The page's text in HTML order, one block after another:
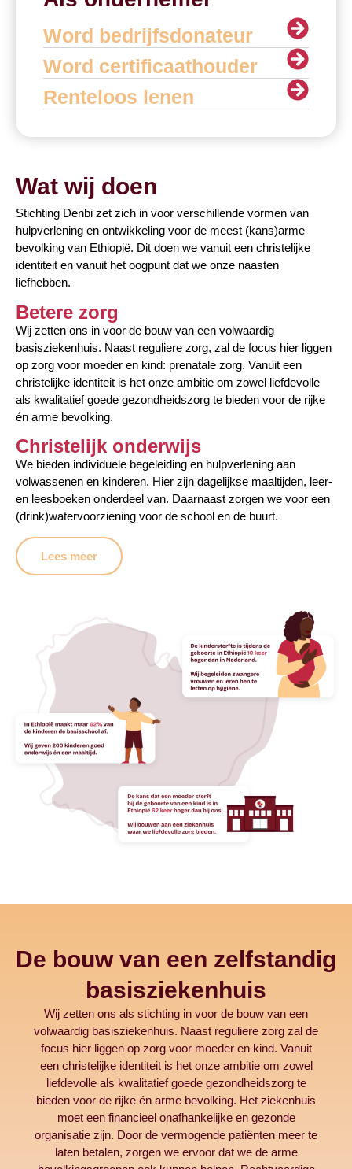
Word bedrijfsdonateur
Word certificaathouder
Renteloos lenen
Wat wij doen
Stichting Denbi zet zich in voor verschillende vormen van
hulpverlening en ontwikkeling voor de meest (kans)arme
bevolking van Ethiopië. Dit doen we vanuit een christelijke
identiteit en vanuit het oogpunt dat we onze naasten
liefhebben.
Betere zorg
Wij zetten ons in voor de bouw van een volwaardig
basisziekenhuis. Naast reguliere zorg, zal de focus hier liggen
op zorg voor moeder en kind: prenatale zorg. Vanuit een
christelijke identiteit is het onze ambitie om zowel liefdevolle
als kwalitatief goede gezondheidszorg te bieden voor de rijke
én arme bevolking.
Christelijk onderwijs
We bieden individuele begeleiding en hulpverlening aan
volwassenen en kinderen. Hier zijn dagelijkse maaltijden, leer-
en leesboeken onderdeel van. Daarnaast zorgen we voor een
(drink)watervoorziening voor de school en de buurt.
Lees meer
De bouw van een zelfstandig
basisziekenhuis
Wij zetten ons als stichting in voor de bouw van een
volwaardig basisziekenhuis. Naast reguliere zorg zal de
focus hier liggen op zorg voor moeder en kind. Vanuit
een christelijke identiteit is het onze ambitie om zowel
liefdevolle als kwalitatief goede gezondheidszorg te
bieden voor de rijke én arme bevolking. Het ziekenhuis
moet een financieel onafhankelijke en gezonde
organisatie zijn. Door de vermogende patiënten meer te
laten betalen, zorgen we ervoor dat we de arme